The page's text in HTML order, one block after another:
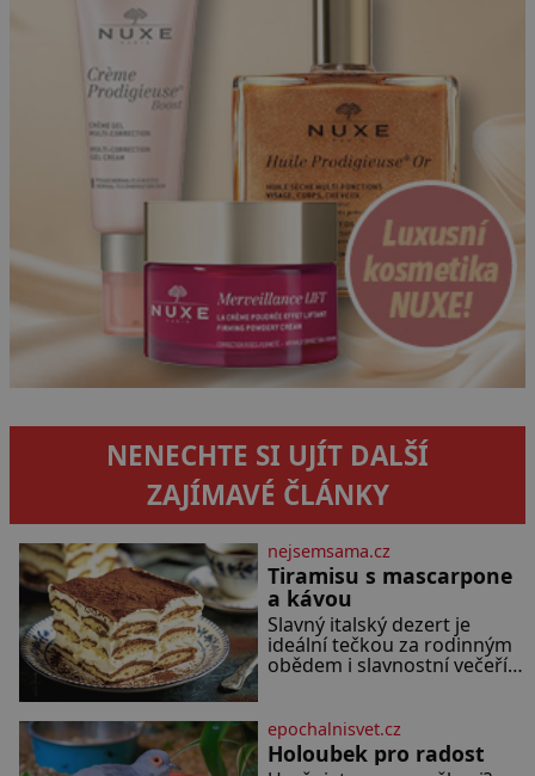
NENECHTE SI UJÍT DALŠÍ
ZAJÍMAVÉ ČLÁNKY
nejsemsama.cz
Tiramisu s mascarpone
a kávou
Slavný italský dezert je
ideální tečkou za rodinným
obědem i slavnostní večeří a
Ingredience pro 4 osoby:
250 g mascarpone 3 vejce
80 g cukru 200 g
epochalnisvet.cz
Holoubek pro radost